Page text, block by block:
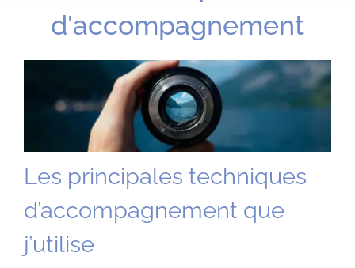
d'accompagnement
Les principales techniques
d’accompagnement que
j’utilise